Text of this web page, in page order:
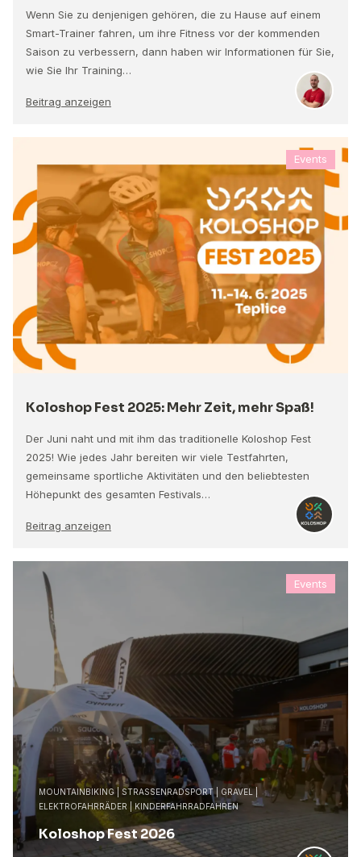
Wenn Sie zu denjenigen gehören, die zu Hause auf einem
Smart-Trainer fahren, um ihre Fitness vor der kommenden
Saison zu verbessern, dann haben wir Informationen für Sie,
wie Sie Ihr Training…
Beitrag anzeigen
Events
Koloshop Fest 2025: Mehr Zeit, mehr Spaß!
Der Juni naht und mit ihm das traditionelle Koloshop Fest
2025! Wie jedes Jahr bereiten wir viele Testfahrten,
gemeinsame sportliche Aktivitäten und den beliebtesten
Höhepunkt des gesamten Festivals…
Beitrag anzeigen
Events
MOUNTAINBIKING | STRASSENRADSPORT | GRAVEL |
ELEKTROFAHRRÄDER | KINDERFAHRRADFAHREN
Koloshop Fest 2026